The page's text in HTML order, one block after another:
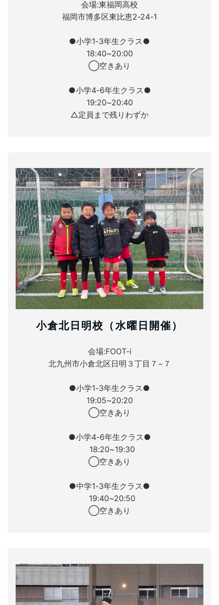
会場:東福岡高校
福岡市博多区東比恵2-24-1
●小学1-3年生クラス●
18:40~20:00
◯空きあり
●小学4-6年生クラス●
19:20~20:40
△定員まで残りわずか
小倉北日明校（水曜日開催）
会場:FOOT-i
北九州市小倉北区日明３丁目７−７
●小学1-3年生クラス●
19:05~20:20
◯空きあり
●小学4-6年生クラス●
18:20~19:30
◯空きあり
●中学1-3年生クラス●
19:40~20:50
◯空きあり